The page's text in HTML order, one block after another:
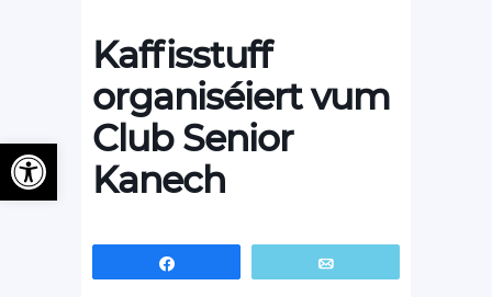
Kaffisstuff
organiséiert vum
Club Senior
Kanech
Ouvrir la barre d’outils